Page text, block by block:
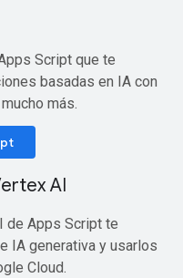
Script que te
basadas en IA con
más.
AI
de Apps Script te
IA generativa y usarlos
Cloud.